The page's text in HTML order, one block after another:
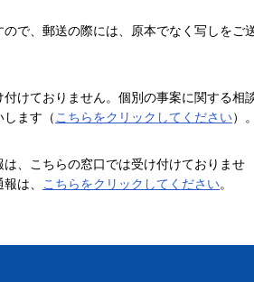
で、郵送の際には、原本でなく写しをご
けておりません。個別の事案に関する相
ます（ こちらをクリックしてください）。
、こちらの窓口では受け付けておりませ
は、
こちらをクリックしてください。